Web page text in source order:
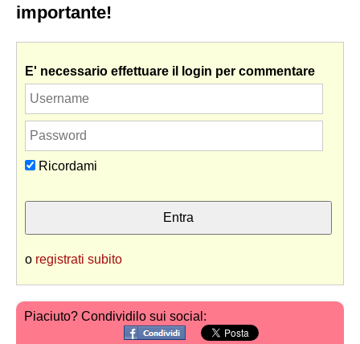
importante!
E' necessario effettuare il login per commentare
Ricordami
o registrati subito
Piaciuto? Condividilo sui social: